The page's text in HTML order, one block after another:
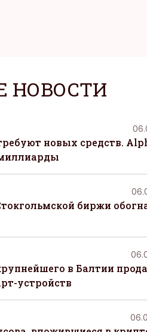
НОВОСТИ
новых средств.
биржи
в Балтии
устройств